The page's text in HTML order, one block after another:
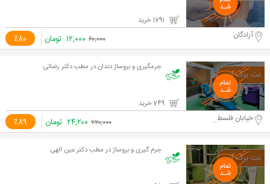
٪80 آزادگان ۶۰,۰۰۰ ۱۲,۰۰۰ تومان
جرمگیری و بروساژ دندان در مطب دکتر رضائی
٪89 خیابان فلسطین شمالی ۲۲۰,۰۰۰ ۲۴,۲۰۰ تومان
جرم گیری و بروساژ در مطب دکتر عین الهی